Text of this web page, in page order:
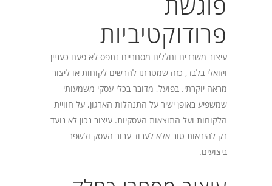
פרודוקטיביות
עיצוב משרדים וחללים מסחריים נתפס לא פעם כעניין
ויזואלי בלבד, כזה שמטרתו להרשים לקוחות או ליצור
מראה יוקרתי. בפועל, מדובר בכלי עסקי משמעותי
שמשפיע באופן ישיר על התנהלות הארגון, על חוויית
הלקוחות ועל התוצאות העסקיות. עיצוב נכון לא נועד
רק להיראות טוב אלא לעבוד עבור העסק ולשפר
ביצועים.